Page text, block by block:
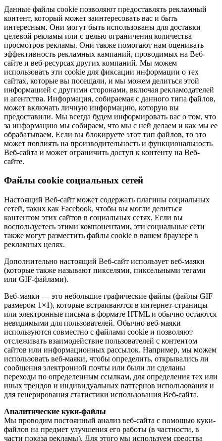
Данные файлы cookie позволяют предоставлять рекламный
контент, который может заинтересовать вас и быть
интересным. Они могут быть использованы для доставки
целевой рекламы или с целью ограничения количества
просмотров рекламы. Они также помогают нам оценивать
эффективность рекламных кампаний, проводимых на Веб-
сайте и веб-ресурсах других компаний. Мы можем
использовать эти cookie для фиксации информации о тех
сайтах, которые вы посещали, и мы можем делиться этой
информацией с другими сторонами, включая рекламодателей
и агентства. Информация, собираемая с данного типа файлов,
может включать личную информацию, которую вы
предоставили. Мы всегда будем информировать вас о том, что
за информацию мы собираем, что мы с ней делаем и как мы ее
обрабатываем. Если вы блокируете этот тип файлов, то это
может повлиять на производительность и функциональность
Веб-сайта и может ограничить доступ к контенту на Веб-
сайте.
Файлы cookie социальных сетей
Настоящий Веб-сайт может содержать плагины социальных
сетей, таких как Facebook, чтобы вы могли делиться
контентом этих сайтов в социальных сетях. Если вы
воспользуетесь этими компонентами, эти социальные сети
также могут разместить файлы cookie в вашем браузере в
рекламных целях.
Дополнительно настоящий Веб-сайт использует веб-маяки
(которые также называют пикселями, пиксельными тегами
или GIF-файлами).
Веб-маяки — это небольшие графические файлы (файлы GIF
размером 1×1), которые встраиваются в интернет-страницы
или электронные письма в формате HTML и обычно остаются
невидимыми для пользователей. Обычно веб-маяки
используются совместно с файлами cookie и позволяют
отслеживать взаимодействие пользователей с контентом
сайтов или информационных рассылок. Например, мы можем
использовать веб-маяки, чтобы определить, открывались ли
сообщения электронной почты или были ли сделаны
переходы по определенным ссылкам, для определения тех или
иных трендов и индивидуальных паттернов использования и
для генерирования статистики использования Веб-сайта.
Аналитические куки-файлы
Мы проводим постоянный анализ веб-сайта с помощью куки-
файлов на предмет улучшения его работы (в частности, в
части показа рекламы). Для этого мы используем средства